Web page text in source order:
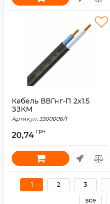
Кабель ВВГнг-П 2x1.5
ЗЗКМ
Артикул: 3300006/1
20,74 грн
1 2 3
все